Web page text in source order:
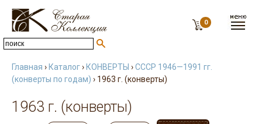
0
Главная › Каталог› КОНВЕРТЫ ›СССР 1946—1991 гг.
(конверты по годам) › 1963 г. (конверты)
1963 г. (конверты)